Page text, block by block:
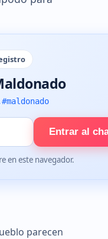
Entrar al
en este navegador.
parecen